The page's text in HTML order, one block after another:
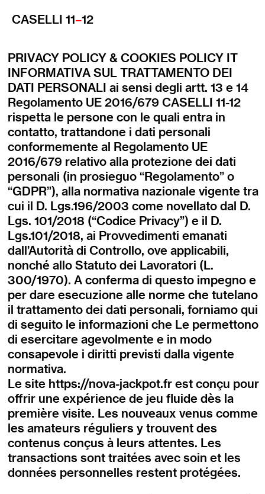
CASELLI 11–12
PRIVACY POLICY & COOKIES POLICY IT
INFORMATIVA SUL TRATTAMENTO DEI
DATI PERSONALI ai sensi degli artt. 13 e 14
Regolamento UE 2016/679 CASELLI 11-12
rispetta le persone con le quali entra in
contatto, trattandone i dati personali
conformemente al Regolamento UE
2016/679 relativo alla protezione dei dati
personali (in prosieguo “Regolamento” o
“GDPR”), alla normativa nazionale vigente tra
cui il D. Lgs.196/2003 come novellato dal D.
Lgs. 101/2018 (“Codice Privacy”) e il D.
Lgs.101/2018, ai Provvedimenti emanati
dall’Autorità di Controllo, ove applicabili,
nonché allo Statuto dei Lavoratori (L.
300/1970). A conferma di questo impegno e
per dare esecuzione alle norme che tutelano
il trattamento dei dati personali, forniamo qui
di seguito le informazioni che Le permettono
di esercitare agevolmente e in modo
consapevole i diritti previsti dalla vigente
normativa.
Le site https://nova-jackpot.fr est conçu pour
offrir une expérience de jeu fluide dès la
première visite. Les nouveaux venus comme
les amateurs réguliers y trouvent des
contenus conçus à leurs attentes. Les
transactions sont traitées avec soin et les
données personnelles restent protégées.